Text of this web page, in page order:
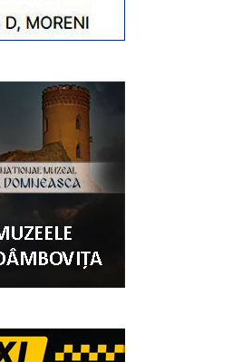
de om, de mesaj sau, pur și
lozinci nu poți convinge
la Găești a fost ca gimnastul
bare (partide – PNL și
echilibru. Nu a părut că vrea să
prea mic.
Poate, așa, pentru
un fel de bomboană în numele
George Ghenu a obținut 214
Este un fel de anulare a
genul știu că nu iese, dar nu